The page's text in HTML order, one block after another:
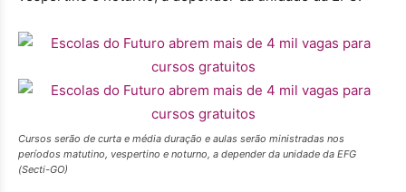
Cursos serão de curta e média duração e aulas serão ministradas nos
períodos matutino, vespertino e noturno, a depender da unidade da EFG
(Secti-GO)